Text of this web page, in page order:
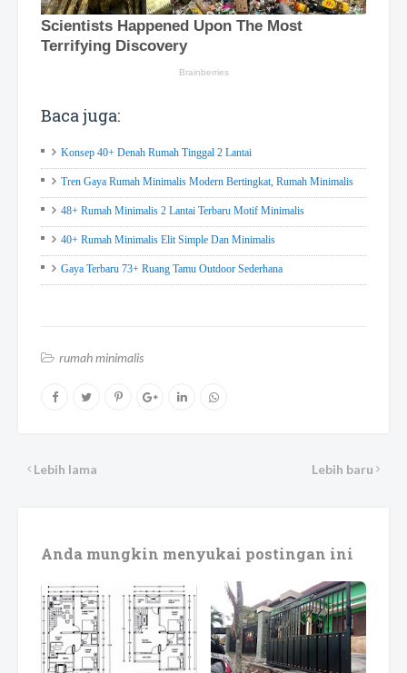
Baca juga:
Konsep 40+ Denah Rumah Tinggal 2 Lantai
Tren Gaya Rumah Minimalis Modern Bertingkat, Rumah Minimalis
48+ Rumah Minimalis 2 Lantai Terbaru Motif Minimalis
40+ Rumah Minimalis Elit Simple Dan Minimalis
Gaya Terbaru 73+ Ruang Tamu Outdoor Sederhana
rumah minimalis
Lebih baru
Lebih lama
Anda mungkin menyukai postingan ini